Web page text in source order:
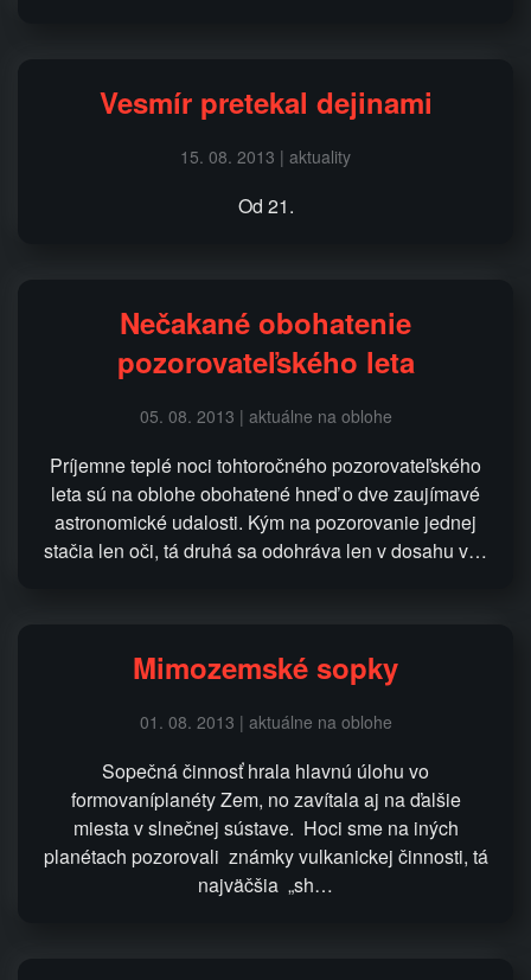
Vesmír pretekal dejinami
15. 08. 2013 | aktuality
Od 21.
Nečakané obohatenie
pozorovateľského leta
05. 08. 2013 | aktuálne na oblohe
Príjemne teplé noci tohtoročného pozorovateľského
leta sú na oblohe obohatené hneď o dve zaujímavé
astronomické udalosti. Kým na pozorovanie jednej
stačia len oči, tá druhá sa odohráva len v dosahu v…
Mimozemské sopky
01. 08. 2013 | aktuálne na oblohe
Sopečná činnosť hrala hlavnú úlohu vo
formovaníplanéty Zem, no zavítala aj na ďalšie
miesta v slnečnej sústave. Hoci sme na iných
planétach pozorovali známky vulkanickej činnosti, tá
najväčšia „sh…